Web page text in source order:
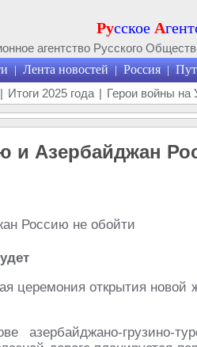
Русское А
агентство Русского
| Лента новостей | Россия |
| Итоги 2025 года | Герои войны на
и Азербайджан
церемония открытия новой
грузино-